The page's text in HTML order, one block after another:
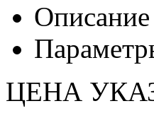
Описание
ЦЕНА